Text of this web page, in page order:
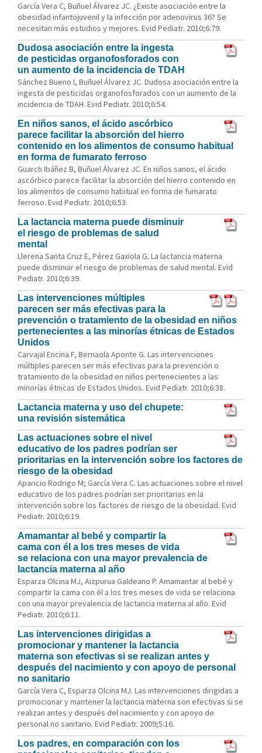
García Vera C, Buñuel Álvarez JC. ¿Existe asociación entre la
obesidad infantojuvenil y la infección por adenovirus 36? Se
necesitan más estudios y mejores. Evid Pediatr. 2010;6:79.
Dudosa asociación entre la ingesta
de pesticidas organofosforados con
un aumento de la incidencia de TDAH
Sánchez Bueno I, Buñuel Álvarez JC. Dudosa asociación entre la
ingesta de pesticidas organofosforados con un aumento de la
incidencia de TDAH. Evid Pediatr. 2010;6:54.
En niños sanos, el ácido ascórbico
parece facilitar la absorción del hierro
contenido en los alimentos de consumo habitual
en forma de fumarato ferroso
Guarch Ibáñez B, Buñuel Álvarez JC. En niños sanos, el ácido
ascórbico parece facilitar la absorción del hierro contenido en
los alimentos de consumo habitual en forma de fumarato
ferroso. Evid Pediatr. 2010;6:53.
La lactancia materna puede disminuir
el riesgo de problemas de salud
mental
Llerena Santa Cruz E, Pérez Gaxiola G. La lactancia materna
puede disminuir el riesgo de problemas de salud mental. Evid
Pediatr. 2010;6:39.
Las intervenciones múltiples
parecen ser más efectivas para la
prevención o tratamiento de la obesidad en niños
pertenecientes a las minorías étnicas de Estados
Unidos
Carvajal Encina F, Bernaola Aponte G. Las intervenciones
múltiples parecen ser más efectivas para la prevención o
tratamiento de la obesidad en niños pertenecientes a las
minorías étnicas de Estados Unidos. Evid Pediatr. 2010;6:38.
Lactancia materna y uso del chupete:
una revisión sistemática
Las actuaciones sobre el nivel
educativo de los padres podrían ser
prioritarias en la intervención sobre los factores de
riesgo de la obesidad
Aparicio Rodrigo M; García Vera C. Las actuaciones sobre el nivel
educativo de los padres podrían ser prioritarias en la
intervención sobre los factores de riesgo de la obesidad. Evid
Pediatr. 2010;6:19.
Amamantar al bebé y compartir la
cama con él a los tres meses de vida
se relaciona con una mayor prevalencia de
lactancia materna al año
Esparza Olcina MJ, Aizpurua Galdeano P. Amamantar al bebé y
compartir la cama con él a los tres meses de vida se relaciona
con una mayor prevalencia de lactancia materna al año. Evid
Pediatr. 2010;6:11.
Las intervenciones dirigidas a
promocionar y mantener la lactancia
materna son efectivas si se realizan antes y
después del nacimiento y con apoyo de personal
no sanitario
García Vera C, Esparza Olcina MJ. Las intervenciones dirigidas a
promocionar y mantener la lactancia materna son efectivas si se
realizan antes y después del nacimiento y con apoyo de
personal no sanitario. Evid Pediatr. 2009;5:16.
Los padres, en comparación con los